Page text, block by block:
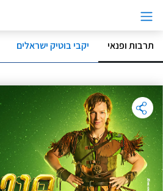
לתוכן
תרבות ופנאי יקבי בוטיק ישראלים